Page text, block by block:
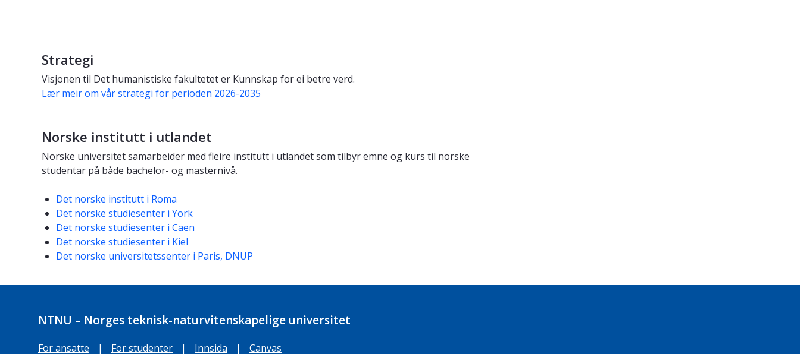
Strategi
Visjonen til Det humanistiske fakultetet er Kunnskap for ei betre verd.
Lær meir om vår strategi for perioden 2026-2035
Norske institutt i utlandet
Norske universitet samarbeider med fleire institutt i utlandet som tilbyr emne og kurs til norske
studentar på både bachelor- og masternivå.
Det norske institutt i Roma
Det norske studiesenter i York
Det norske studiesenter i Caen
Det norske studiesenter i Kiel
Det norske universitetssenter i Paris, DNUP
NTNU – Norges teknisk-naturvitenskapelige universitet
For ansatte | For studenter | Innsida | Canvas